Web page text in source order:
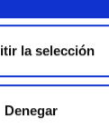
la selección
Denegar
León, ha sido
Mujeres a
Ciencia. La
trayectoria, su
estratégico. La